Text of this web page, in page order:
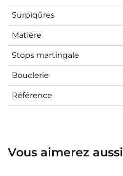
Surpiqûres
Matière
Stops martingale
Bouclerie
Référence
Vous aimerez aussi